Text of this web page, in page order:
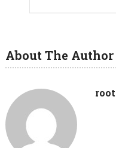
About The Author
root